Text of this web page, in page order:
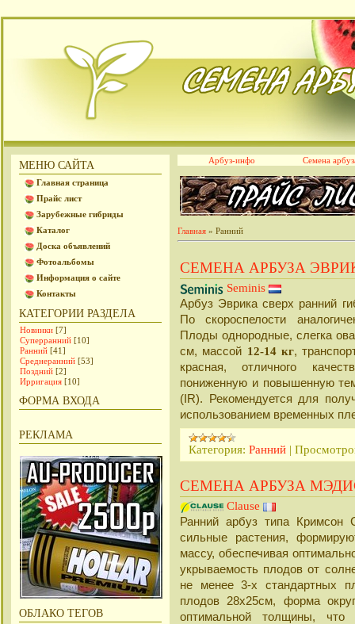
МЕНЮ САЙТА
Главная страница
Прайс лист
Зарубежные гибриды
Каталог
Доска объявлений
Фотоальбомы
Информация о сайте
Контакты
КАТЕГОРИИ РАЗДЕЛА
Новинки [7]
Суперранний [10]
Ранний [41]
Среднеранний [53]
Поздний [2]
Ирригация [10]
ФОРМА ВХОДА
РЕКЛАМА
ОБЛАКО ТЕГОВ
Арбуз-инфо Семена
Главная » Ранний
СЕМЕНА АРБУЗА
Seminis
Арбуз Эврика сверх ранний
По скороспелости
Плоды однородные, слегка
см, массой 12-14 кг,
красная, отличного
пониженную и повышенную
(IR). Рекомендуется для
использованием временных
Категория: Ранний |
СЕМЕНА АРБУЗА
Clause
Ранний арбуз типа Кримсон
сильные растения,
массу, обеспечивая
укрываемость плодов от
не менее 3-х стандартных
плодов 28х25см, форма
оптимальной толщины, что